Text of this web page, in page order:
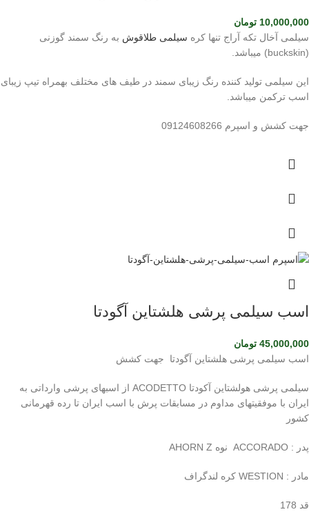
10,000,000 تومان
سیلمی آخال تکه آراج تنها کره سیلمی طلاقوش به رنگ سمند گوزنی
(buckskin) میباشد.
این سیلمی تولید کننده رنگ زیبای سمند در طیف های مختلف بهمراه تیپ زیبای
اسب ترکمن میباشد.
جهت کشش و اسپرم 09124608266
اسب سیلمی پرشی هلشتاین آگودتا
45,000,000 تومان
اسب سیلمی پرشی هلشتاین آگودتا جهت کشش
سیلمی پرشی هولشتاین آکودتا ACODETTO از اسبهای پرشی وارداتی به
ایران با موفقیتهای مداوم در مسابقات پرش با اسب ایران تا رده قهرمانی
کشور
پدر : ACCORADO نوه AHORN Z
مادر : WESTION کره لندگراف
قد 178